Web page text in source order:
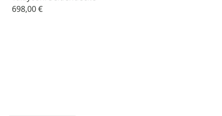
698,00 €